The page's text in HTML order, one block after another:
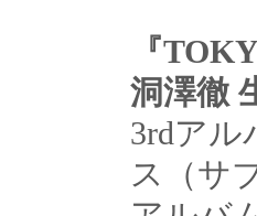
『
洞澤徹
3rdアル
ス（サ